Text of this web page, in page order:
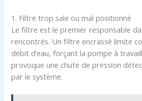
1. Filtre trop sale ou mal positionné
Le filtre est le premier responsable
rencontrés. Un filtre encrassé limite
débit d’eau, forçant la pompe à
provoque une chute de pression
par le système.